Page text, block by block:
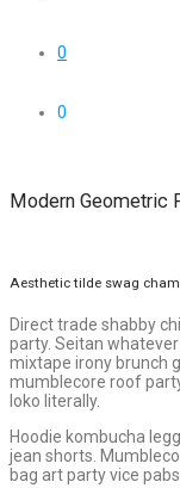
0
0
Modern Geometric
Aesthetic tilde swag
Direct trade shabby
party. Seitan
mixtape irony brunch
mumblecore roof
loko literally.
Hoodie kombucha
jean shorts.
bag art party vice